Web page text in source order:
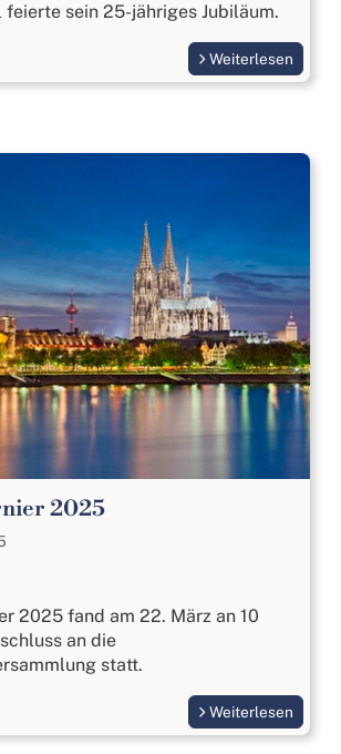
feierte sein 25-jähriges Jubiläum.
Weiterlesen
2025
2025 fand am 22. März an 10
an die
statt.
Weiterlesen